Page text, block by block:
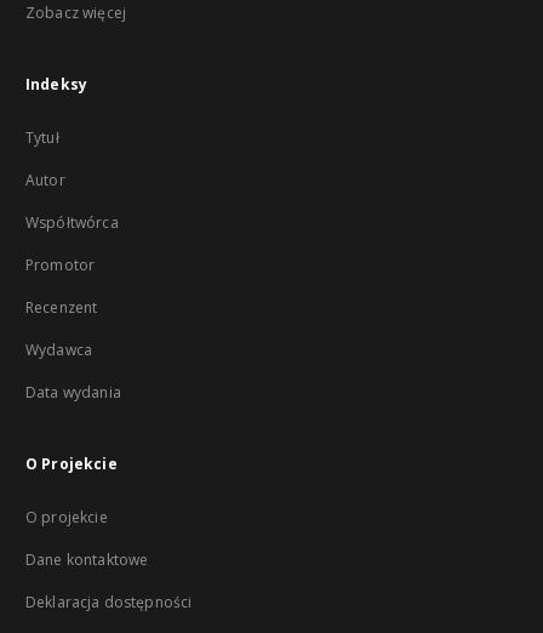
Zobacz więcej
Indeksy
Tytuł
Autor
Współtwórca
Promotor
Recenzent
Wydawca
Data wydania
O Projekcie
O projekcie
Dane kontaktowe
Deklaracja dostępności